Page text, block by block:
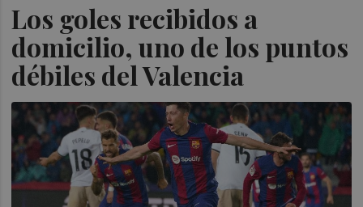
Los goles recibidos a
domicilio, uno de los puntos
débiles del Valencia